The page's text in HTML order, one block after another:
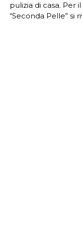
pulizia di casa. Per
“Seconda Pelle” si